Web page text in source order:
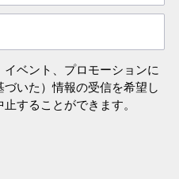
ベント、プロモーションに
いた）情報の受信を希望し
することができます。